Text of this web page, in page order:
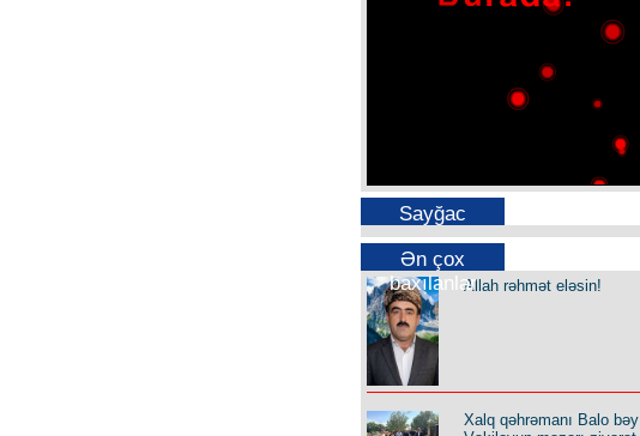
Sayğac
Ən çox
baxılanlarAllah rəhmət eləsin!
Xalq qəhrəmanı Balo bəy